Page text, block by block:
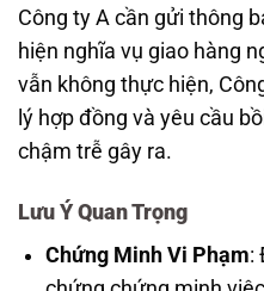
Công ty A cần gửi thông
hiện nghĩa vụ giao hàng
vẫn không thực hiện,
lý hợp đồng và yêu cầu
chậm trễ gây ra.
Lưu Ý Quan Trọng
Chứng Minh Vi Phạm: